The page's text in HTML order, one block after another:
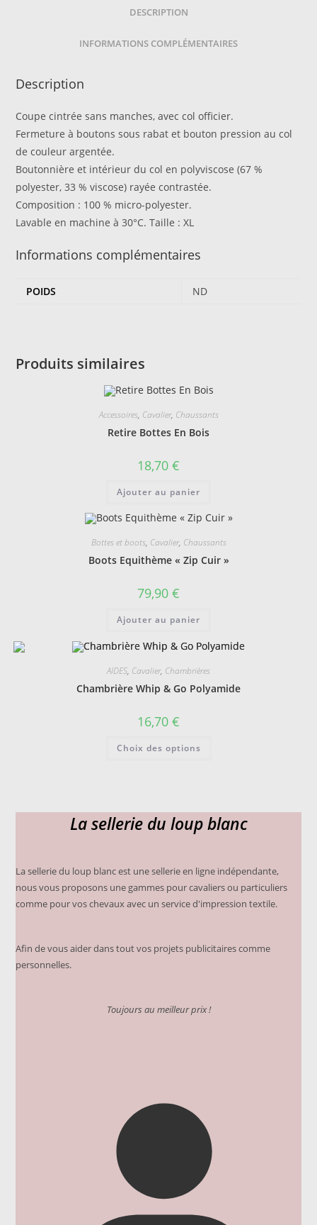
DESCRIPTION
INFORMATIONS COMPLÉMENTAIRES
Description
Coupe cintrée sans manches, avec col officier.
Fermeture à boutons sous rabat et bouton pression au col
de couleur argentée.
Boutonnière et intérieur du col en polyviscose (67 %
polyester, 33 % viscose) rayée contrastée.
Composition : 100 % micro-polyester.
Lavable en machine à 30°C. Taille : XL
Informations complémentaires
POIDS ND
Produits similaires
Accessoires, Cavalier, Chaussants
Retire Bottes En Bois
18,70 €
Ajouter au panier
Bottes et boots, Cavalier, Chaussants
Boots Equithème « Zip Cuir »
79,90 €
Ajouter au panier
AIDES, Cavalier, Chambrières
Chambrière Whip & Go Polyamide
16,70 €
Choix des options
peuvent
être
choisies
du
produit
La sellerie du loup blanc
La sellerie du loup blanc est une sellerie en ligne indépendante,
nous vous proposons une gammes pour cavaliers ou particuliers
comme pour vos chevaux avec un service d'impression textile.
Afin de vous aider dans tout vos projets publicitaires comme
personnelles.
Toujours au meilleur prix !